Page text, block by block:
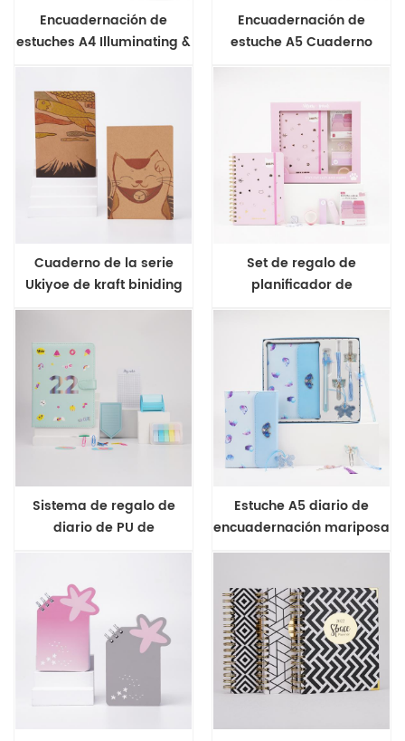
Encuadernación de
estuches A4 Illuminating &
Notebook
Encuadernación de
estuche A5 Cuaderno
Cuaderno de la serie
Ukiyoe de kraft biniding
con estuche A5
Set de regalo de
planificador de
encuadernación A5 wire-o
Sistema de regalo de
diario de PU de
Estuche A5 diario de
encuadernación mariposa
set de regalo